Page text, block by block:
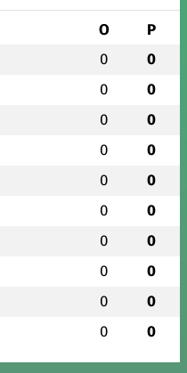
O P
0 0
0 0
0 0
0 0
0 0
0 0
0 0
0 0
0 0
0 0